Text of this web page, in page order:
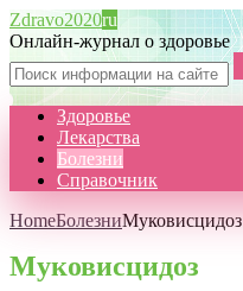
Zdravo2020ru
Онлайн-журнал о здоровье
Здоровье
Лекарства
Болезни
Справочник
HomeБолезниМуковисцидоз
Муковисцидоз